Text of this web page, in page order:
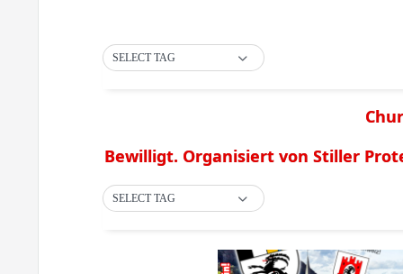
SELECT TAG
Bewilligt. Organisiert von Stiller
SELECT TAG